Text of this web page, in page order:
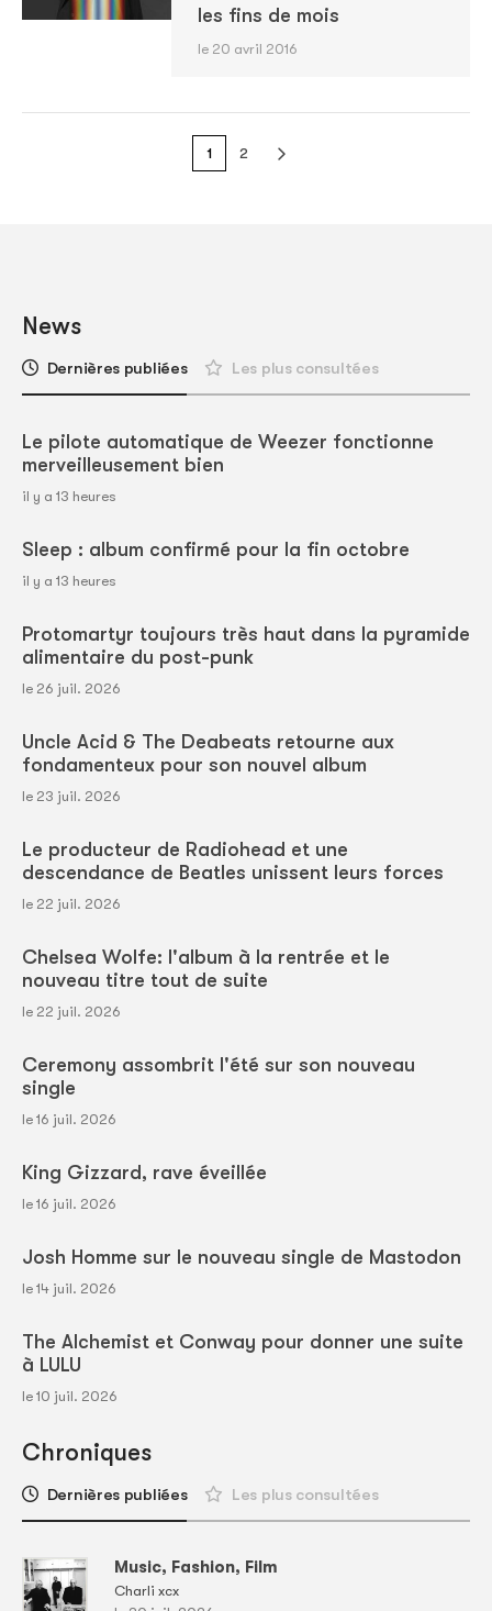
les fins de mois
le 20 avril 2016
1 2
News
Dernières publiées Les plus consultées
Le pilote automatique de Weezer fonctionne
merveilleusement bien
il y a 13 heures
Sleep : album confirmé pour la fin octobre
il y a 13 heures
Protomartyr toujours très haut dans la pyramide
alimentaire du post-punk
le 26 juil. 2026
Uncle Acid & The Deabeats retourne aux
fondamenteux pour son nouvel album
le 23 juil. 2026
Le producteur de Radiohead et une
descendance de Beatles unissent leurs forces
le 22 juil. 2026
Chelsea Wolfe: l'album à la rentrée et le
nouveau titre tout de suite
le 22 juil. 2026
Ceremony assombrit l'été sur son nouveau
single
le 16 juil. 2026
King Gizzard, rave éveillée
le 16 juil. 2026
Josh Homme sur le nouveau single de Mastodon
le 14 juil. 2026
The Alchemist et Conway pour donner une suite
à LULU
le 10 juil. 2026
Chroniques
Dernières publiées Les plus consultées
Music, Fashion, Film
Charli xcx